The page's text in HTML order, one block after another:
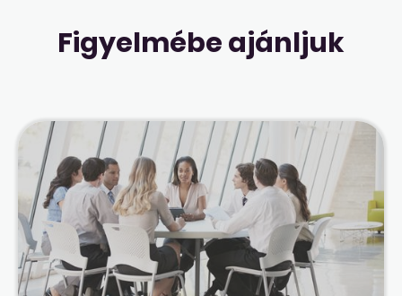
Figyelmébe ajánljuk